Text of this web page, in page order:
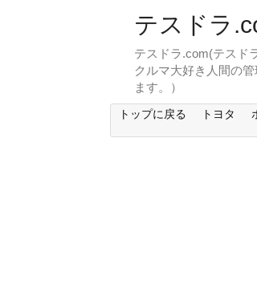
テスドラ
テスドラ.com(テスド
クルマ大好き人間の
ます。）
トップに戻る トヨタ